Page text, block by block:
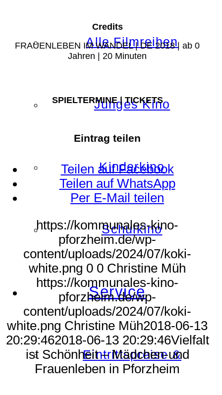
Alle Filmreihen
Junges Kino
Kinderkino
Schulkino
Service
Eintrittspreise &
Credits
FRAUENLEBEN IM WANDEL | DE 2018 | ab 0
Jahren | 20 Minuten
SPIELTERMINE | TICKETS
Eintrag teilen
Teilen auf Facebook
Teilen auf WhatsApp
Per E-Mail teilen
https://kommunales-kino-
pforzheim.de/wp-
content/uploads/2024/07/koki-
white.png 0 0 Christine Müh
https://kommunales-kino-
pforzheim.de/wp-
content/uploads/2024/07/koki-
white.png Christine Müh2018-06-13
20:29:462018-06-13 20:29:46Vielfalt
ist Schönheit – Mädchen-und
Frauenleben in Pforzheim